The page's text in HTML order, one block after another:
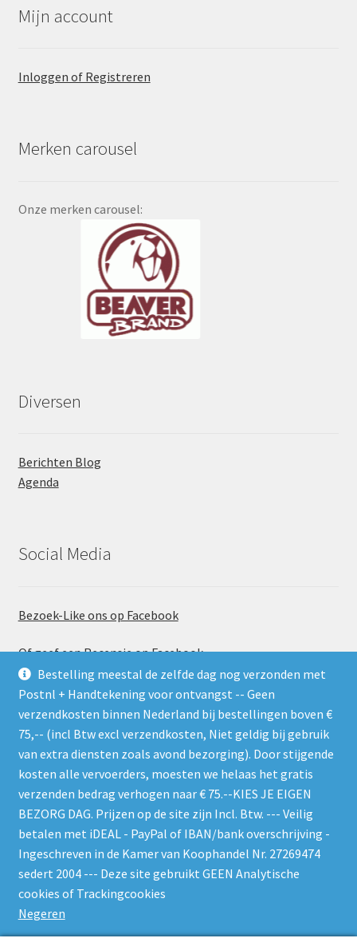
Bestelling meestal de zelfde dag nog verzonden met
Postnl + Handtekening voor ontvangst -- Geen
verzendkosten binnen Nederland bij bestellingen boven €
75,-- (incl Btw excl verzendkosten, Niet geldig bij gebruik
van extra diensten zoals avond bezorging). Door stijgende
kosten alle vervoerders, moesten we helaas het gratis
verzenden bedrag verhogen naar € 75.--KIES JE EIGEN
BEZORG DAG. Prijzen op de site zijn Incl. Btw. --- Veilig
betalen met iDEAL - PayPal of IBAN/bank overschrijving -
Ingeschreven in de Kamer van Koophandel Nr. 27269474
sedert 2004 --- Deze site gebruikt GEEN Analytische
cookies of Trackingcookies
Negeren
Mijn account
Inloggen of Registreren
Merken carousel
Onze merken carousel:
Diversen
Berichten Blog
Agenda
Social Media
Bezoek-Like ons op Facebook
Of geef een Recensie op Facebook
Gebruik de RSS feed. Zie gelijk welke nieuwe producten er
worden geplaatst
© W-O-L-F 's Bin 2026